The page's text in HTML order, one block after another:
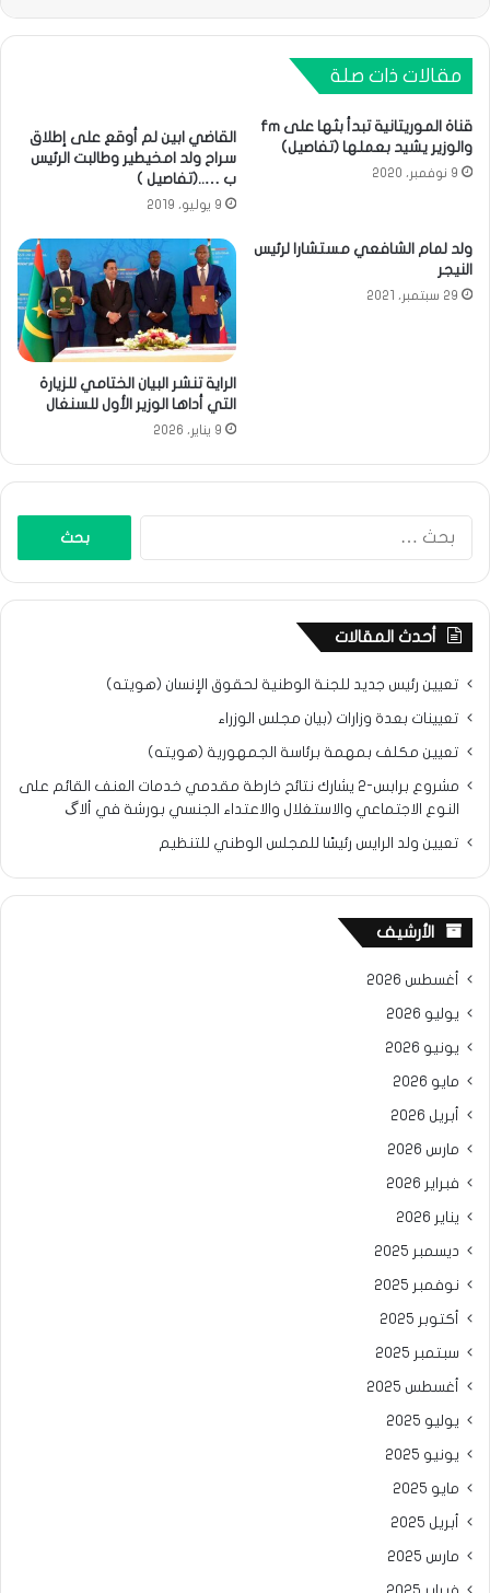
مقالات ذات صلة
قناة الموريتانية تبدأ بثها على fm
والوزير يشيد بعملها (تفاصيل)
9 نوفمبر، 2020
القاضي ابين لم أوقع على إطلاق
سراح ولد امخيطير وطالبت الرئيس
ب …..(تفاصيل )
9 يوليو، 2019
ولد لمام الشافعي مستشارا لرئيس
النيجر
29 سبتمبر، 2021
الراية تنشر البيان الختامي للزيارة
التي أداها الوزير الأول للسنغال
9 يناير، 2026
أحدث المقالات
تعيين رئيس جديد للجنة الوطنية لحقوق الإنسان (هويته)
تعيينات بعدة وزارات (بيان مجلس الوزراء
تعيين مكلف بمهمة برئاسة الجمهورية (هويته)
مشروع برابس-2 يشارك نتائح خارطة مقدمي خدمات العنف القائم على
النوع الاجتماعي والاستغلال والاعتداء الجنسي بورشة في ألاگ
تعيين ولد الرايس رئيسًا للمجلس الوطني للتنظيم
الأرشيف
أغسطس 2026
يوليو 2026
يونيو 2026
مايو 2026
أبريل 2026
مارس 2026
فبراير 2026
يناير 2026
ديسمبر 2025
نوفمبر 2025
أكتوبر 2025
سبتمبر 2025
أغسطس 2025
يوليو 2025
يونيو 2025
مايو 2025
أبريل 2025
مارس 2025